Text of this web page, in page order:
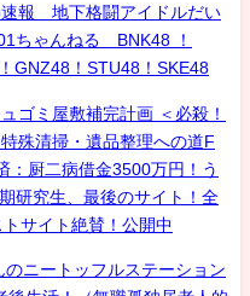
報 地下格闘アイドルだい
ちゃんねる BNK48 ！
GNZ48！STU48！SKE48
ゴミ屋敷補完計画 ＜必殺！
殊清掃・遺品整理への道F
：厨二病借金3500万円！う
研究生、最後のサイト！全
サイト絶賛！公開中
ニートッフルステーション